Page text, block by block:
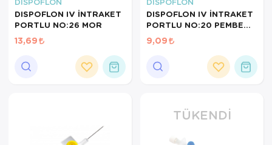
Tansiyon
Tansiyon
Tıbbi Cihazlar
Hasta Bakım Ürünleri
Hasta Bakım Ürünleri
Hava nemlendirici
DISPOFLON IV İNTRAKET
PORTLU NO:26 MOR
13,69
DISPOFLON IV İNTRAKET
PORTLU NO:20 PEMBE
I.V.KANUL
9,09
TÜKENDI